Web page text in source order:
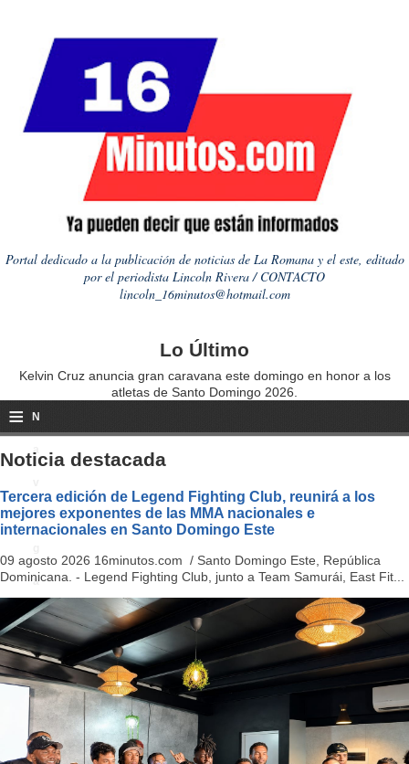
Portal dedicado a la publicación de noticias de La Romana y el este, editado
por el periodista Lincoln Rivera / CONTACTO
lincoln_16minutos@hotmail.com
Lo Último
Kelvin Cruz anuncia gran caravana este domingo en honor a los
atletas de Santo Domingo 2026.
≡ N
a
i
a
ti
o
n
Noticia destacada
Tercera edición de Legend Fighting Club, reunirá a los
mejores exponentes de las MMA nacionales e
internacionales en Santo Domingo Este
09 agosto 2026 16minutos.com / Santo Domingo Este, República
Dominicana. - Legend Fighting Club, junto a Team Samurái, East Fit...